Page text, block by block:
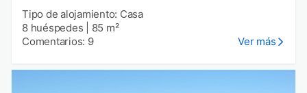
Tipo de alojamiento: Casa
8 huéspedes
85 m²
Comentarios: 9
Ver más